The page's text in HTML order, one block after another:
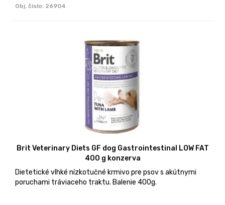
Obj. čislo: 26904
Brit Veterinary Diets GF dog Gastrointestinal LOW FAT
400 g konzerva
Dietetické vlhké nízkotučné krmivo pre psov s akútnymi
poruchami tráviaceho traktu. Balenie 400g.